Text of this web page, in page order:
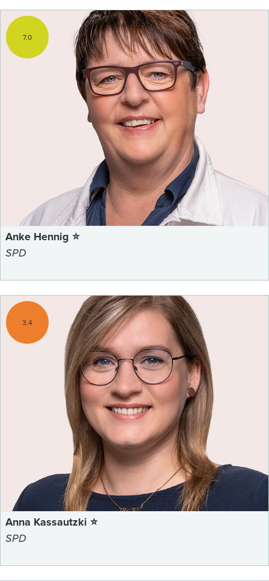
7.0
Anke Hennig ⭐
SPD
3.4
Anna Kassautzki ⭐
SPD